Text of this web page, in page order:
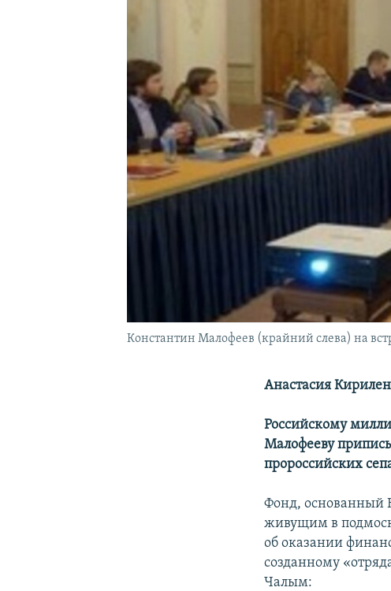
УКРАИНСКАЯ ПРОБЛЕМА КРЫМА
Константин Малофеев (крайний слева) на
Анастасия
Российскому
Малофееву
пророссийских
Фонд, основанный
живущим в
об оказании
созданному
Чалым: